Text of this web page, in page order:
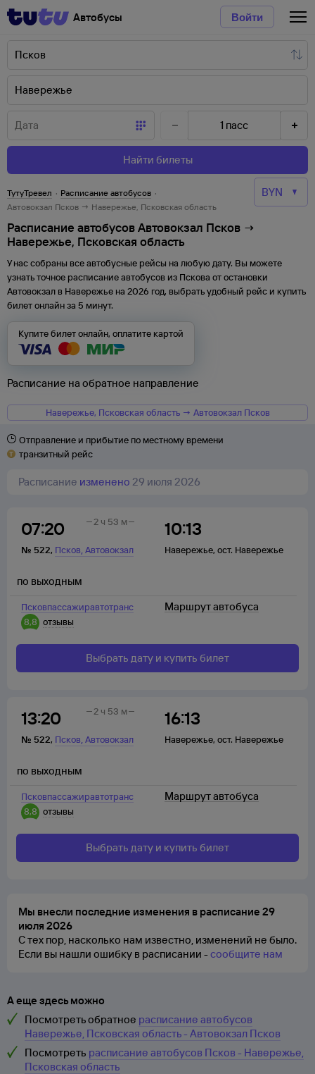
Автобусы Войти
1 пасс
Найти билеты
ТутуТревел · Расписание автобусов ·
Автовокзал Псков → Навережье, Псковская область
Расписание автобусов Автовокзал Псков →
Навережье, Псковская область
У нас собраны все автобусные рейсы на любую дату. Вы можете
узнать точное расписание автобусов из Пскова отостановки
Автовокзал в Навережье на 2026 год, выбрать удобный рейс и купить
билет онлайн за 5 минут.
Купите билет онлайн, оплатите картой
Расписание на обратное направление
Навережье, Псковская область → Автовокзал Псков
Отправление и прибытие по местному времени
транзитный рейс
Расписание изменено 29 июля 2026
07:20
№ 522, Псков,Автовокзал
10:13
Навережье, ост. Навережье
2 ч 53 м
Псковпассажиравтотранс
8,8 отзывы
по выходным
Маршрут автобуса
Выбрать дату и купить билет
13:20
№ 522, Псков,Автовокзал
16:13
Навережье, ост. Навережье
2 ч 53 м
Псковпассажиравтотранс
8,8 отзывы
по выходным
Маршрут автобуса
Выбрать дату и купить билет
Мы внесли последние изменения в расписание 29
июля 2026
С тех пор, насколько нам известно, изменений не было.
Если вы нашли ошибку в расписании -сообщите нам
А еще здесь можно
Посмотреть обратное расписание автобусов
Навережье, Псковская область - Автовокзал Псков
Посмотреть расписание автобусов Псков - Навережье,
Псковская область